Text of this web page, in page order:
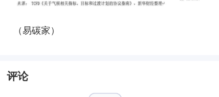
（易碳家）
评论